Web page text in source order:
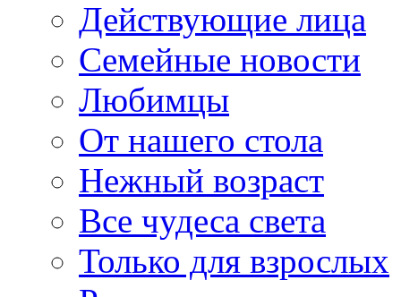
Действующие лица
Семейные новости
Любимцы
От нашего стола
Нежный возраст
Все чудеса света
Только для взрослых